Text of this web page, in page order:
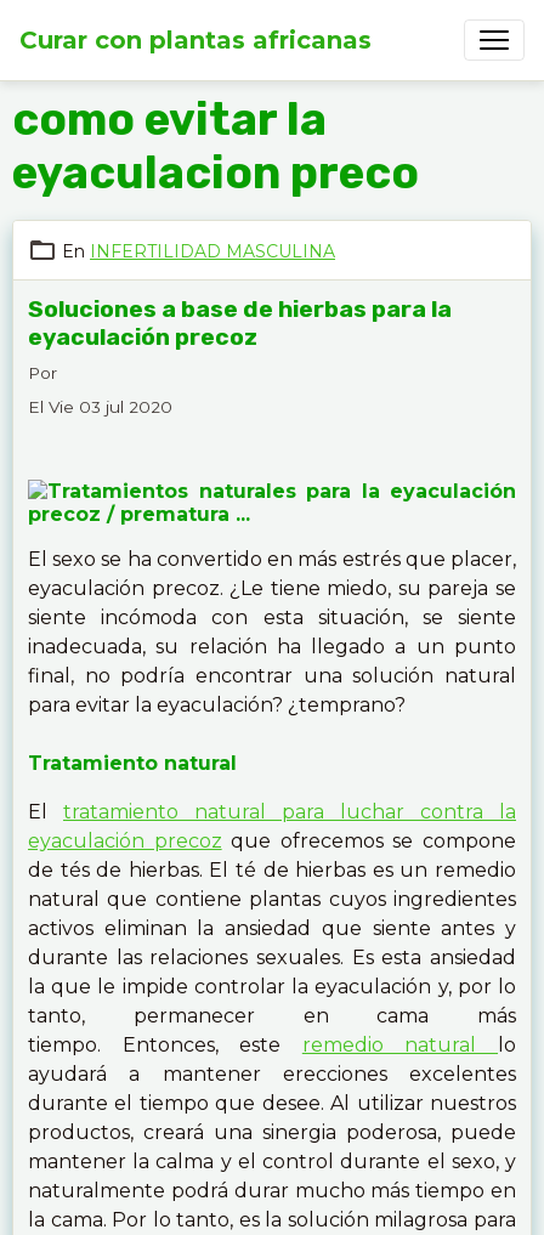
Curar con plantas africanas
como evitar la
eyaculacion preco
En INFERTILIDAD MASCULINA
Soluciones a base de hierbas para la
eyaculación precoz
Por
El Vie 03 jul 2020
El sexo se ha convertido en más estrés que placer,
eyaculación precoz. ¿Le tiene miedo, su pareja se
siente incómoda con esta situación, se siente
inadecuada, su relación ha llegado a un punto
final, no podría encontrar una solución natural
para evitar la eyaculación? ¿temprano?
Tratamiento natural
El tratamiento natural para luchar contra la
eyaculación precoz que ofrecemos se compone
de tés de hierbas. El té de hierbas es un remedio
natural que contiene plantas cuyos ingredientes
activos eliminan la ansiedad que siente antes y
durante las relaciones sexuales. Es esta ansiedad
la que le impide controlar la eyaculación y, por lo
tanto, permanecer en cama más
tiempo. Entonces, este remedio natural
lo
ayudará a mantener erecciones excelentes
durante el tiempo que desee. Al utilizar nuestros
productos, creará una sinergia poderosa, puede
mantener la calma y el control durante el sexo, y
naturalmente podrá durar mucho más tiempo en
la cama. Por lo tanto, es la solución milagrosa para